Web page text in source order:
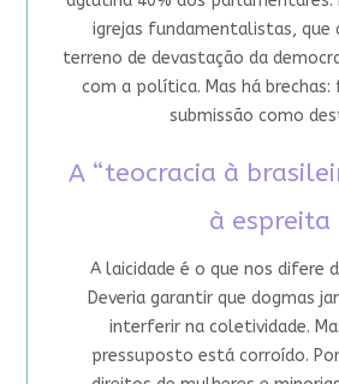
igrejas fundamentalistas, que
terreno de devastação da
com a política. Mas há
submissão como
A “teocracia à
à espreita
A laicidade é o que nos difere
Deveria garantir que dogmas
interferir na coletividade.
pressuposto está corroído.